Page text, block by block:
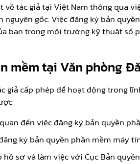
tác giả tại Việt Nam thông qua
gốc. Việc đăng ký bản
bạn trong môi trường kỹ thuật số
mềm tại Văn phòng
giả cấp phép để hoạt động trong
đến việc đăng ký bản quyền
ký bản quyền phần mềm máy
sơ và làm việc với Cục Bản